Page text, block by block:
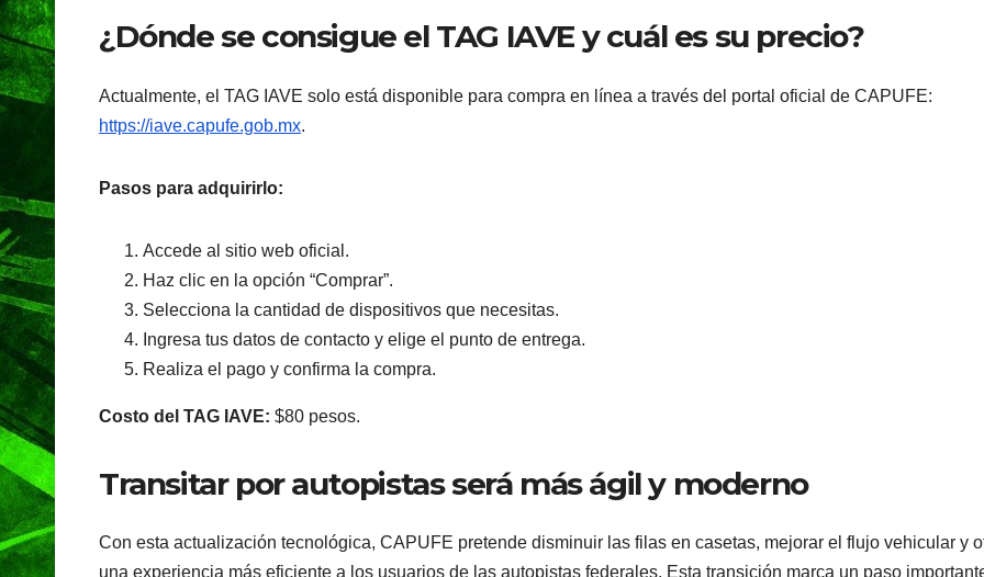
¿Dónde se consigue el TAG IAVE y cuál es su precio?
Actualmente, el TAG IAVE solo está disponible para compra en línea a través del portal oficial de CAPUFE:
https://iave.capufe.gob.mx.
Pasos para adquirirlo:
Accede al sitio web oficial.
Haz clic en la opción “Comprar”.
Selecciona la cantidad de dispositivos que necesitas.
Ingresa tus datos de contacto y elige el punto de entrega.
Realiza el pago y confirma la compra.
Costo del TAG IAVE: $80 pesos.
Transitar por autopistas será más ágil y moderno
Con esta actualización tecnológica, CAPUFE pretende disminuir las filas en casetas, mejorar el flujo vehicular y
una experiencia más eficiente a los usuarios de las autopistas federales. Esta transición marca un paso
descarta
emergencia
07/08/2026 VERÓNICA
de07/08/2026